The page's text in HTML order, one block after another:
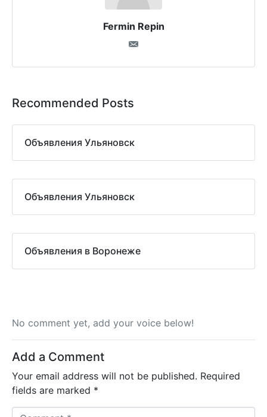
Fermin Repin
Recommended Posts
Объявления Ульяновск
Объявления Ульяновск
Объявления в Воронеже
No comment yet, add your voice below!
Add a Comment
Your email address will not be published. Required
fields are marked *